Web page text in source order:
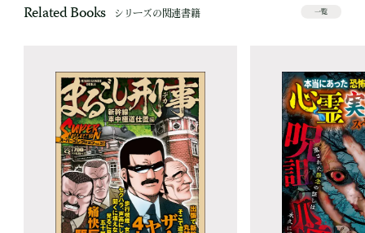
Related Books シリーズの関連書籍 一覧